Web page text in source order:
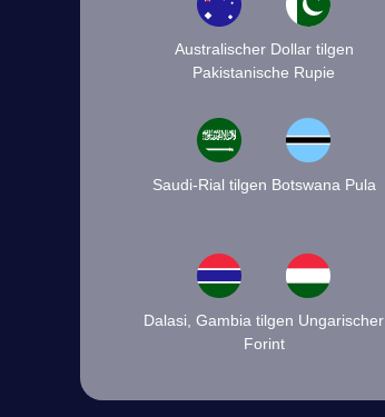
Australischer Dollar tilgen
Pakistanische Rupie
Saudi-Rial tilgen Botswana Pula
Dalasi, Gambia tilgen Ungarischer
Forint